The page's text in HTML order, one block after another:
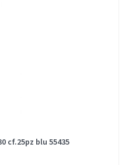
cf.25pz blu 55435